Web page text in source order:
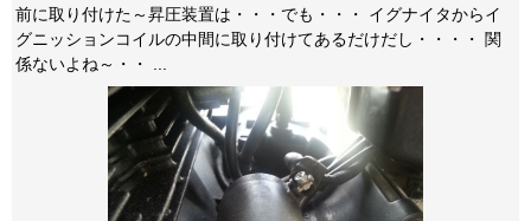
前に取り付けた～昇圧装置は・・・でも・・・ イグナイタからイ
グニッションコイルの中間に取り付けてあるだけだし・・・・ 関
係ないよね～・・ ...